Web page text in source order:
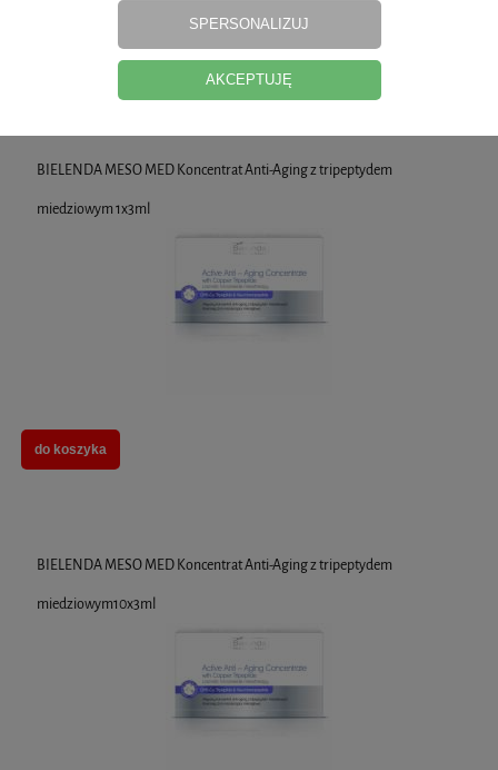
Produkty powiązane
BIELENDA MESO MED Koncentrat Anti-Aging z tripeptydem
miedziowym 1x3ml
do koszyka
BIELENDA MESO MED Koncentrat Anti-Aging z tripeptydem
miedziowym10x3ml
SPERSONALIZUJ
AKCEPTUJĘ